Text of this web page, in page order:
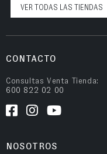
VER TODAS LAS TIENDAS
CONTACTO
Consultas Venta Tienda:
600 822 02 00
NOSOTROS